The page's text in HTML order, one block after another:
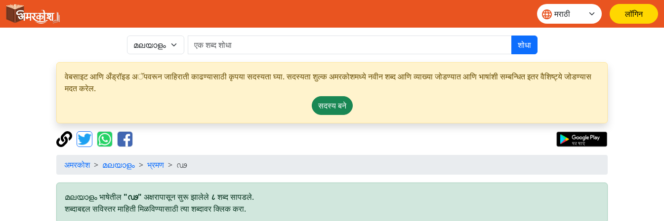
लॉगिन
शोधा
वेबसाइट आणि अँड्रॉइड अॅपवरून जाहिराती काढण्यासाठी कृपया सदस्यता घ्या. सदस्यता शुल्क अमरकोशमध्ये नवीन शब्द आणि व्याख्या जोडण्यात आणि भाषांशी सम्बन्धित इतर वैशिष्ट्ये जोडण्यास
मदत करेल.
सदस्य बने
अमरकोश മലയാളം भ्रमण ഢ
മലയാളം भाषेतील "ഢ" अक्षरापासून सुरू झालेले ८शब्द सापडले.
शब्दाबद्दल सविस्तर माहिती मिळविण्यासाठी त्या शब्दावर क्लिक करा.